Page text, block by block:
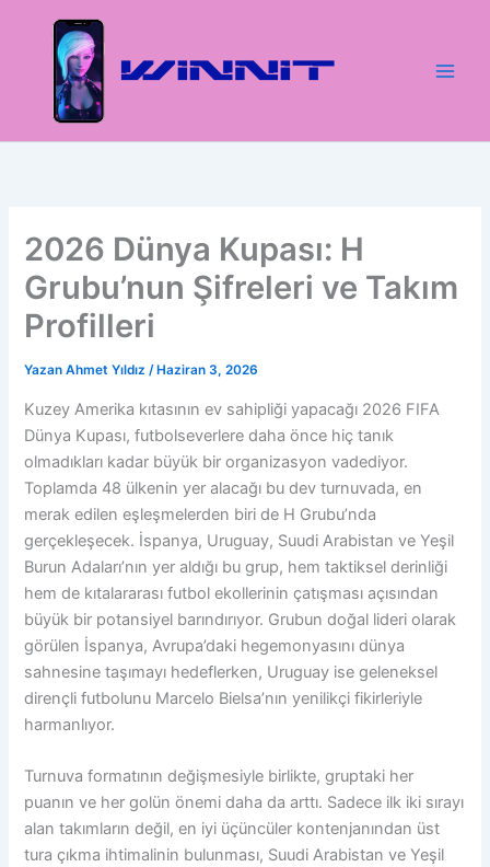
2026 Dünya Kupası: H
Grubu’nun Şifreleri ve Takım
Profilleri
Yazan Ahmet Yıldız/ Haziran 3, 2026
Kuzey Amerika kıtasının ev sahipliği yapacağı 2026 FIFA
Dünya Kupası, futbolseverlere daha önce hiç tanık
olmadıkları kadar büyük bir organizasyon vadediyor.
Toplamda 48 ülkenin yer alacağı bu dev turnuvada, en
merak edilen eşleşmelerden biri de H Grubu’nda
gerçekleşecek. İspanya, Uruguay, Suudi Arabistan ve Yeşil
Burun Adaları’nın yer aldığı bu grup, hem taktiksel derinliği
hem de kıtalararası futbol ekollerinin çatışması açısından
büyük bir potansiyel barındırıyor. Grubun doğal lideri olarak
görülen İspanya, Avrupa’daki hegemonyasını dünya
sahnesine taşımayı hedeflerken, Uruguay ise geleneksel
dirençli futbolunu Marcelo Bielsa’nın yenilikçi fikirleriyle
harmanlıyor.
Turnuva formatının değişmesiyle birlikte, gruptaki her
puanın ve her golün önemi daha da arttı. Sadece ilk iki sırayı
alan takımların değil, en iyi üçüncüler kontenjanından üst
tura çıkma ihtimalinin bulunması, Suudi Arabistan ve Yeşil